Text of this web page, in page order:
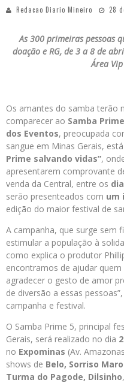
Redacao Diario Mineiro 28
As 300 primeiras pessoas
doação e RG, de 3 a 8 de
Área
Os amantes do samba terão
comparecer ao Samba
dos Eventos, preocupada
sangue em Minas Gerais,
Prime salvando vidas”,
apresentarem comprovante
venda da Central, entre os
serão presenteados com um
edição do maior festival de
A campanha, que surge sem
estimular a população à
como explica o produtor
encontramos de ajudar
agradecer o gesto de amor
de diversão a essas
campanha e festival.
O Samba Prime 5, principal
Gerais, será realizado no dia
no Expominas (Av.
shows de Belo, Sorriso
Turma do Pagode, Dilsinho,